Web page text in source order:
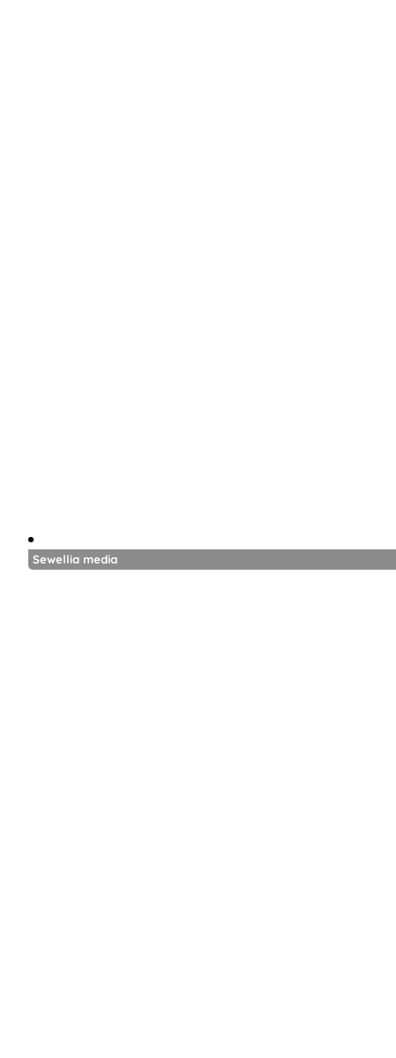
Sewellia media